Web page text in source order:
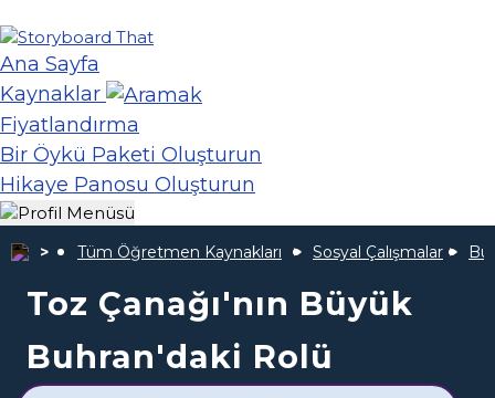
Ana Sayfa
Kaynaklar
Fiyatlandırma
Bir Öykü Paketi Oluşturun
Hikaye Panosu Oluşturun
Tüm Öğretmen Kaynakları Sosyal Çalışmalar
Toz Çanağı'nın Büyük
Buhran'daki Rolü